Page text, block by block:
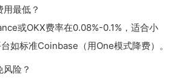
最低？
或OKX费率在0.08%-0.1%，适合小
如标准Coinbase（用One模式降费）。
险？